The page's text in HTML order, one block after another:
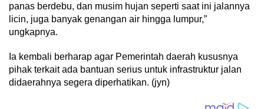
panas berdebu, dan musim hujan seperti saat ini jalannya
licin, juga banyak genangan air hingga lumpur,”
ungkapnya.
Ia kembali berharap agar Pemerintah daerah kususnya
pihak terkait ada bantuan serius untuk infrastruktur jalan
didaerahnya segera diperhatikan. (jyn)